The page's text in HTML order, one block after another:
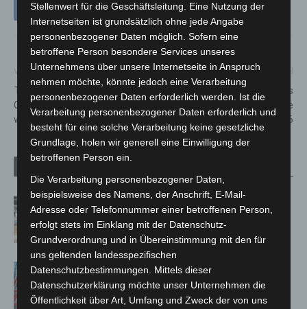
Vorheriger Artikel
Trotz Wasserschaden und
Corona – Die MIMUSE geht
weiter
Nächster Artikel
Impfteams des
Gesundheitsamts – Termine
und Stationen für KW 46
Kunst trifft Weingenuss: Barbara-
Susann Mehring zeigt ihre Werke im
Jacques’ Wein-Depot Isernhagen
A2: Zweite Turbobaustelle startet
zwischen Hannover-West und
Bothfeld
Stellenwert für die Geschäftsleitung. Eine Nutzung der
Internetseiten ist grundsätzlich ohne jede Angabe
personenbezogener Daten möglich. Sofern eine
betroffene Person besondere Services unseres
Unternehmens über unsere Internetseite in Anspruch
nehmen möchte, könnte jedoch eine Verarbeitung
personenbezogener Daten erforderlich werden. Ist die
Verarbeitung personenbezogener Daten erforderlich und
besteht für eine solche Verarbeitung keine gesetzliche
Grundlage, holen wir generell eine Einwilligung der
betroffenen Person ein.
Die Verarbeitung personenbezogener Daten,
beispielsweise des Namens, der Anschrift, E-Mail-
Adresse oder Telefonnummer einer betroffenen Person,
erfolgt stets im Einklang mit der Datenschutz-
Grundverordnung und in Übereinstimmung mit den für
uns geltenden landesspezifischen
Datenschutzbestimmungen. Mittels dieser
Datenschutzerklärung möchte unser Unternehmen die
Öffentlichkeit über Art, Umfang und Zweck der von uns